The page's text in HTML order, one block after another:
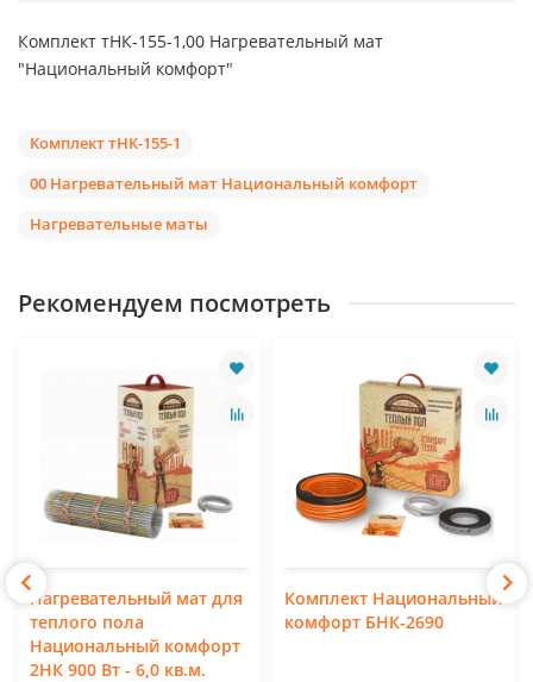
Комплект тНК-155-1,00 Нагревательный мат
"Национальный комфорт"
Комплект тНК-155-1
00 Нагревательный мат Национальный комфорт
Нагревательные маты
Рекомендуем посмотреть
Нагревательный мат для
теплого пола
Национальный комфорт
2НК 900 Вт - 6,0 кв.м.
Комплект Национальный
комфорт БНК-2690